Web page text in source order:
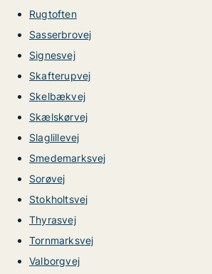
Rugtoften
Sasserbrovej
Signesvej
Skafterupvej
Skelbækvej
Skælskørvej
Slaglillevej
Smedemarksvej
Sorøvej
Stokholtsvej
Thyrasvej
Tornmarksvej
Valborgvej